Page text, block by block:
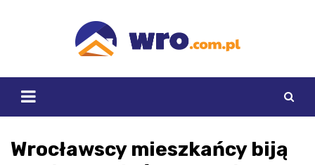
Wrocławscy mieszkańcy biją